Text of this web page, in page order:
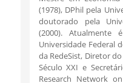
(1978), DPhil pela
doutorado pela
(2000). Atualmente
Universidade Federal
da RedeSist, Diretor
Século XXI e
Research Network